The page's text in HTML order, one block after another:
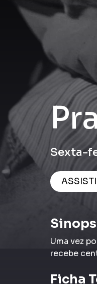
Sexta-
Uma vez
recebe
Ficha